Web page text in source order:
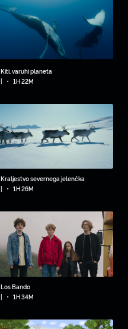
Kiti, varuhi planeta
|
• 1H 22M
Kraljestvo severnega jelenčka
• 1H 26M
Los Bando
|
• 1H 34M